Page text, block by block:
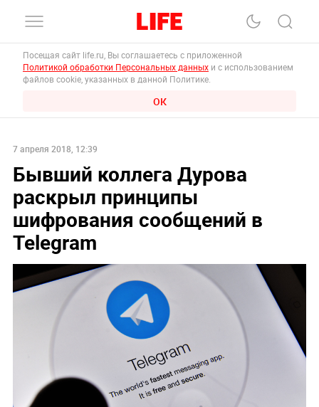
Посещая сайт life.ru, Вы соглашаетесь с приложенной
Политикой обработки Персональных данных и с использованием
файлов cookie, указанных в данной Политике.
ОК
7 апреля 2018, 12:39
Бывший коллега Дурова
раскрыл принципы
шифрования сообщений в
Telegram